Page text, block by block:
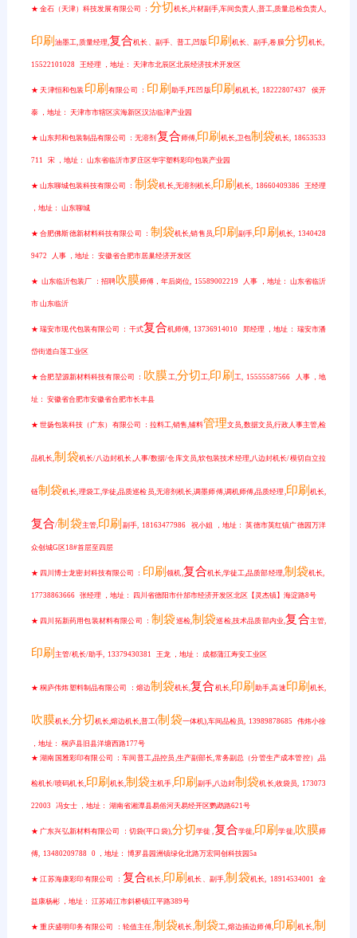
★ 金石（天津）科技发展有限公司 ： 分切 机长,片材副手,车间负责人,普工,质量总检负责人,
印刷油墨工,质量经理,复合机长、副手、普工,凹版 印刷 机长、副手,卷膜分切 机长,
15522101028 王经理 ，地址： 天津市北辰区北辰经济技术开发区
★ 天津恒和包装 印刷有限公司 ： 印刷 助手,PE凹版 印刷机机长, 18222807437 侯开
泰 ，地址： 天津市市辖区滨海新区汉沽临津产业园
★ 山东邦和包装制品有限公司 ：无溶剂 复合 师傅,印刷 机长,卫包制袋机长, 18653533
711 宋 ，地址： 山东省临沂市罗庄区华宇塑料彩印包装产业园
★ 山东聊城包装科技有限公司 ：制袋机长,无溶剂机长,印刷 机长, 18660409386 王经理
，地址： 山东聊城
★ 合肥佛斯德新材料科技有限公司 ： 制袋机长,销售员,印刷副手,印刷 机长, 1340428
9472 人事 ，地址： 安徽省合肥市居巢经济开发区
★ 山东临沂包装厂 ：招聘吹膜师傅，年后岗位, 15589002219 人事 ，地址： 山东省临沂
市 山东临沂
★ 瑞安市现代包装有限公司 ：干式复合机师傅, 13736914010 郑经理 ，地址： 瑞安市潘
岱街道白莲工业区
★ 合肥堃源新材料科技有限公司 ： 吹膜工,分切工,印刷 工, 15555587566 人事 ，地
址： 安徽省合肥市安徽省合肥市长丰县
★ 世扬包装科技（广东）有限公司 ：拉料工,销售,辅料管理文员,数据文员,行政人事主管,检
品机长,制袋机长/八边封机长,人事/数据/仓库文员,软包装技术经理,八边封机长/模切自立拉
链制袋机长,理袋工,学徒,品质巡检员,无溶剂机长,调墨师傅,调机师傅,品质经理,印刷 机长,
复合/制袋主管,印刷 副手, 18163477986 祝小姐 ，地址： 英德市英红镇广德园万洋
众创城G区18#首层至四层
★ 四川博士龙密封科技有限公司 ： 印刷领机,复合机长,学徒工,品质部经理,制袋机长,
17738863666 张经理 ，地址： 四川省德阳市什邡市经济开发区北区【灵杰镇】海淀路8号
★ 四川拓新药用包装材料有限公司 ：制袋 巡检,制袋巡检,技术品质部内业,复合主管,
印刷 主管/机长/助手, 13379430381 王龙 ，地址： 成都蒲江寿安工业区
★ 桐庐伟炜塑料制品有限公司 ：熔边制袋机长,复合 机长,印刷助手,高速 印刷 机长,
吹膜机长,分切机长,熔边机长,普工(制袋一体机),车间品检员, 13989878685 伟炜小徐
，地址： 桐庐县旧县洋塘西路177号
★ 湖南国雅彩印有限公司 ：车间普工,品控员,生产副部长,常务副总（分管生产成本管控）,品
检机长/喷码机长,印刷 机长,制袋主机手,印刷 副手,八边封制袋机长,收袋员, 173073
22003 冯女士 ，地址： 湖南省湘潭县易俗河天易经开区鹦鹉路621号
★ 广东兴弘新材料有限公司 ：切袋(平口袋),分切学徙 ,复合学徙,印刷学徙,吹膜师
傅, 13480209788 0 ，地址： 博罗县园洲镇绿化北路万宏同创科技园5a
★ 江苏海康彩印有限公司 ： 复合机长,印刷机长、副手,制袋机长, 18914534001 金
益康杨彬 ，地址： 江苏靖江市斜桥镇江平路389号
★ 重庆盛明印务有限公司 ：轮值主任,制袋机长,制袋工,熔边插边师傅,印刷机长,制